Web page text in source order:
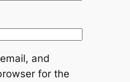
and
for the